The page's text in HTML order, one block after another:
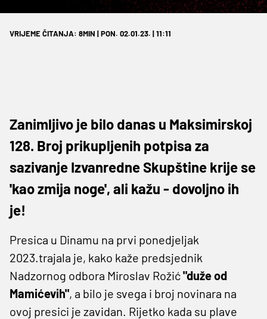
VRIJEME ČITANJA: 8MIN | PON. 02.01.23. | 11:11
Zanimljivo je bilo danas u Maksimirskoj
128. Broj prikupljenih potpisa za
sazivanje Izvanredne Skupštine krije se
'kao zmija noge', ali kažu - dovoljno ih
je!
Presica u Dinamu na prvi ponedjeljak
2023.trajala je, kako kaže predsjednik
Nadzornog odbora Miroslav Rožić"duže od
Mamićevih", a bilo je svega i broj novinara na
ovoj presici je zavidan. Rijetko kada su plave